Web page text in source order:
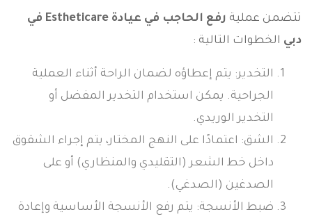
تتضمن عملية
رفع الحاجب في عيادة Estheticare في
دبي الخطوات التالية :
التخدير: يتم إعطاؤه لضمان الراحة أثناء العملية
الجراحية. يمكن استخدام التخدير المفضل أو
التخدير الوريدي.
الشق: اعتمادًا على النهج المختار، يتم إجراء الشقوق
داخل خط الشعر (التقليدي والمنظاري) أو على
الصدغين (الصدغي).
ضبط الأنسجة: يتم رفع الأنسجة الأساسية وإعادة